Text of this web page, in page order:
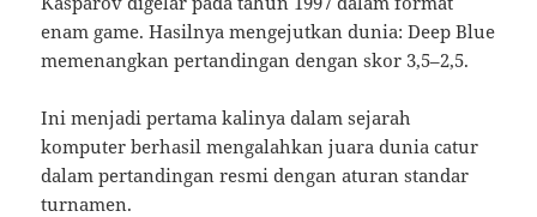
enam game. Hasilnya mengejutkan dunia: Deep Blue
memenangkan pertandingan dengan skor 3,5–2,5.
Ini menjadi pertama kalinya dalam sejarah
komputer berhasil mengalahkan juara dunia catur
dalam pertandingan resmi dengan aturan standar
turnamen.